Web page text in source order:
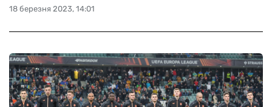
18 березня 2023, 14:01